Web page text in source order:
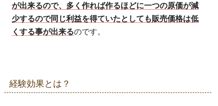
が出来るので、多く作れば作るほどに一つの原価が減
少するので同じ利益を得ていたとしても販売価格は低
くする事が出来るのです。
経験効果とは？